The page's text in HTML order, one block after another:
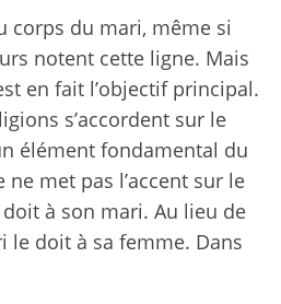
corps du mari, même si
notent cette ligne. Mais
en fait l’objectif principal.
s’accordent sur le
élément fondamental du
met pas l’accent sur le
à son mari. Au lieu de
le doit à sa femme. Dans